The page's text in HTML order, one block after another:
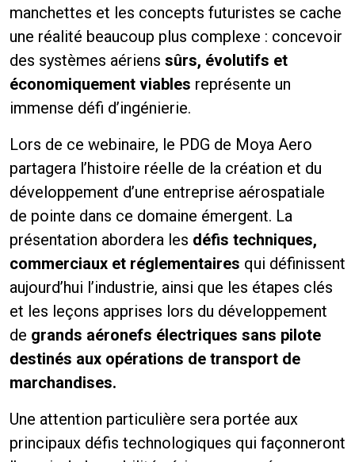
manchettes et les concepts futuristes se cache
une réalité beaucoup plus complexe : concevoir
des systèmes aériens sûrs, évolutifs et
économiquement viables représente un
immense défi d’ingénierie.
Lors de ce webinaire, le PDG de Moya Aero
partagera l’histoire réelle de la création et du
développement d’une entreprise aérospatiale
de pointe dans ce domaine émergent. La
présentation abordera les défis techniques,
commerciaux et réglementaires qui définissent
aujourd’hui l’industrie, ainsi que les étapes clés
et les leçons apprises lors du développement
de grands aéronefs électriques sans pilote
destinés aux opérations de transport de
marchandises.
Une attention particulière sera portée aux
principaux défis technologiques qui façonneront